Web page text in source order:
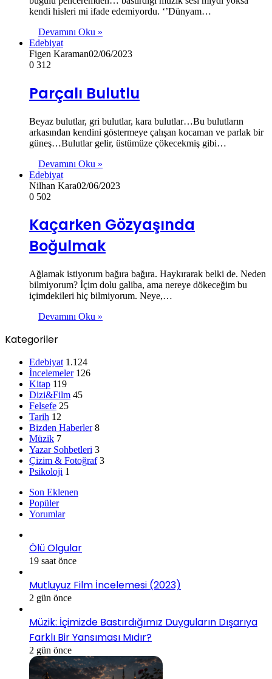
kendi hisleri mi ifade edemiyordu. ‘’Dünyam…
Devamını Oku »
Edebiyat
Figen Karaman02/06/2023
0 312
Parçalı Bulutlu
Beyaz bulutlar, gri bulutlar, kara bulutlar…Bu bulutların
arkasından kendini göstermeye çalışan kocaman ve parlak bir
güneş…Bulutlar gelir, üstümüze çökecekmiş gibi…
Devamını Oku »
Edebiyat
Nilhan Kara02/06/2023
0 502
Kaçarken Gözyaşında
Boğulmak
Ağlamak istiyorum bağıra bağıra. Haykırarak belki de. Neden
bilmiyorum? İçim dolu galiba, ama nereye dökeceğim bu
içimdekileri hiç bilmiyorum. Neye,…
Devamını Oku »
Kategoriler
Edebiyat 1.124
İncelemeler 126
Kitap 119
Dizi&Film 45
Felsefe 25
Tarih 12
Bizden Haberler 8
Müzik 7
Yazar Sohbetleri 3
Çizim & Fotoğraf 3
Psikoloji 1
Son Eklenen
Popüler
Yorumlar
Ölü Olgular
19 saat önce
Mutluyuz Film İncelemesi (2023)
2 gün önce
Müzik: İçimizde Bastırdığımız Duyguların Dışarıya
Farklı Bir Yansıması Mıdır?
2 gün önce